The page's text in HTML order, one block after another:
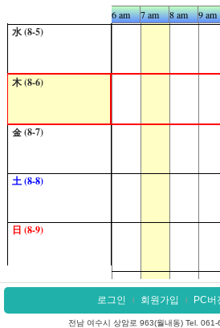
6 am 7 am 8 am 9 am
水 (8-5)
木 (8-6)
金 (8-7)
土 (8-8)
日 (8-9)
로그인 l 회원가입 l PC버
전남 여수시 상암로 963(월내동) Tel.